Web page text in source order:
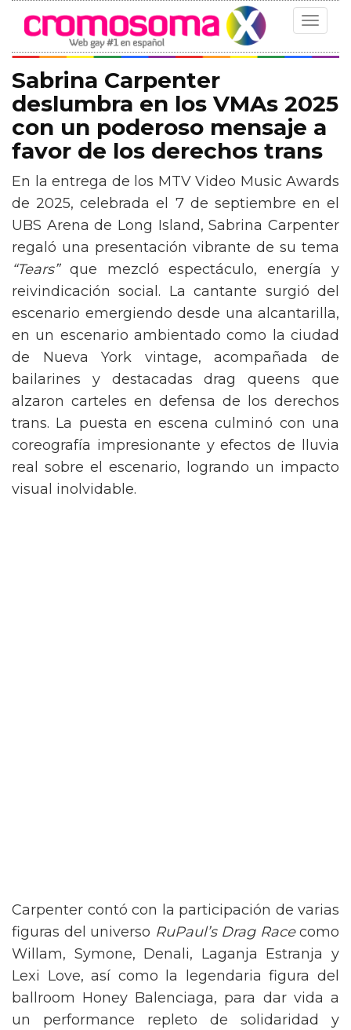
Toggle
Sabrina Carpenter
deslumbra en los VMAs 2025
con un poderoso mensaje a
favor de los derechos trans
En la entrega de los MTV Video Music Awards
de 2025, celebrada el 7 de septiembre en el
UBS Arena de Long Island, Sabrina Carpenter
regaló una presentación vibrante de su tema
“Tears”que mezcló espectáculo, energía y
reivindicación social. La cantante surgió del
escenario emergiendo desde una alcantarilla,
en un escenario ambientado como la ciudad
de Nueva York vintage, acompañada de
bailarines y destacadas drag queens que
alzaron carteles en defensa de los derechos
trans. La puesta en escena culminó con una
coreografía impresionante y efectos de lluvia
real sobre el escenario, logrando un impacto
visual inolvidable.
Carpenter contó con la participación de varias
figuras del universo RuPaul’s Drag Racecomo
Willam, Symone, Denali, Laganja Estranja y
Lexi Love, así como la legendaria figura del
ballroom Honey Balenciaga, para dar vida a
un performance repleto de solidaridad y